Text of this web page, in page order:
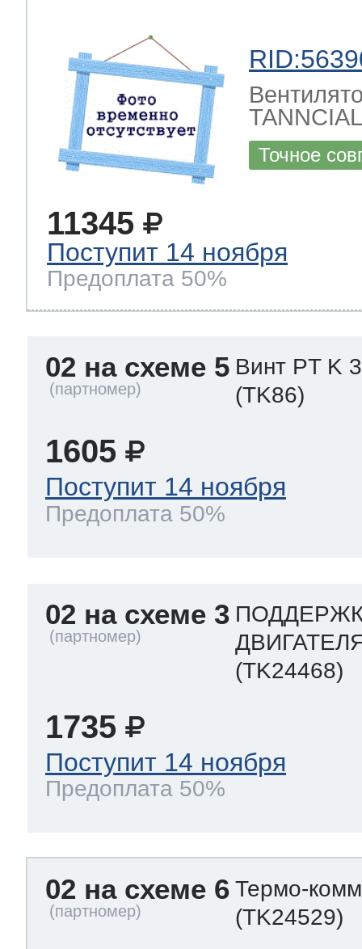
Точное
11345
Поступит 14 ноября
Предоплата 50%
02 на схеме 5 Винт PT K
(TK86)
1605
Поступит 14 ноября
Предоплата 50%
02 на схеме 3
(TK24468)
1735
Поступит 14 ноября
Предоплата 50%
02 на схеме 6 Термо-
(TK24529)